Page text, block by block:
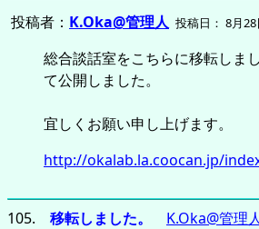
投稿者： K.Oka@管理人 投稿日： 8月
総合談話室をこちらに移転しま
て公開しました。
宜しくお願い申し上げます。
http://okalab.la.coocan.jp/
105. 移転しました。 K.Oka@管理